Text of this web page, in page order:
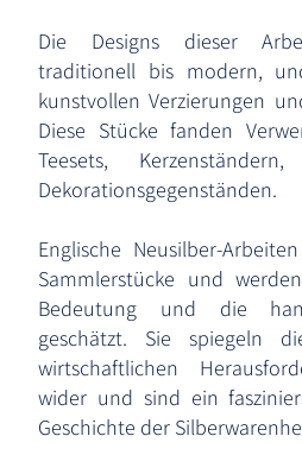
Die Designs dieser
traditionell bis modern,
kunstvollen Verzierungen
Diese Stücke fanden
Teesets,
Dekorationsgegenständen.
Englische Neusilber-
Sammlerstücke und
Bedeutung und die
geschätzt. Sie spiegeln
wirtschaftlichen
wider und sind ein
Geschichte der